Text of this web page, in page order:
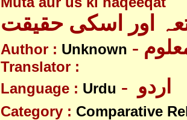
Author : Unknown
Translator :
Language : Urdu
Category : Comparative